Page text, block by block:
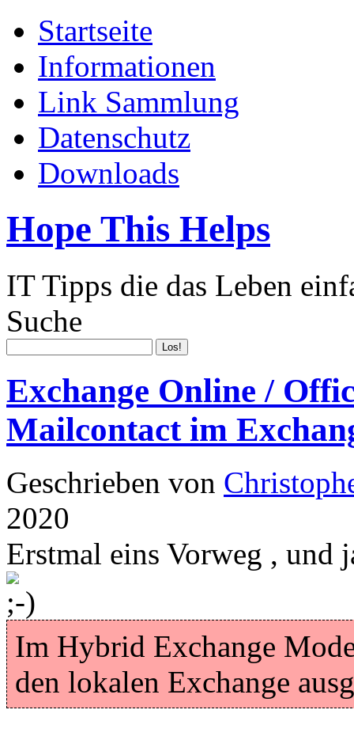
Startseite
Informationen
Link Sammlung
Datenschutz
Downloads
Hope This Helps
IT Tipps die das Leben
Suche
Exchange Online /
Mailcontact im
Geschrieben von
2020
Erstmal eins Vorweg , und
Im Hybrid Exchange
den lokalen Exchange